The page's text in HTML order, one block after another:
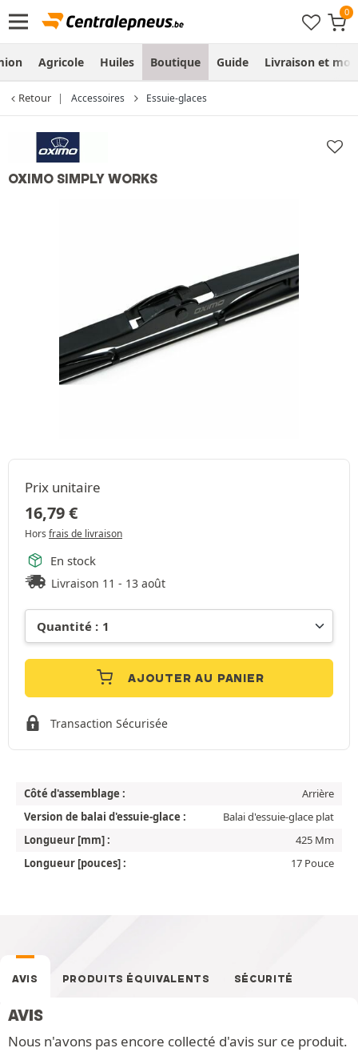
Agricole Huiles Boutique Guide Livraison et
Retour Accessoires Essuie-glaces
OXIMO SIMPLY WORKS
Prix unitaire
16,79€
Hors frais de livraison
En stock
Livraison 11 - 13 août
AJOUTER AU PANIER
Transaction Sécurisée
Côté d'assemblage :
Arrière
Version de balai d'essuie-glace :
Balai d'essuie-glace plat
Longueur [mm] :
425 Mm
Longueur [pouces] :
17 Pouce
AVIS PRODUITS ÉQUIVALENTS SÉCURITÉ
AVIS
Nous n'avons pas encore collecté d'avis sur ce produit.